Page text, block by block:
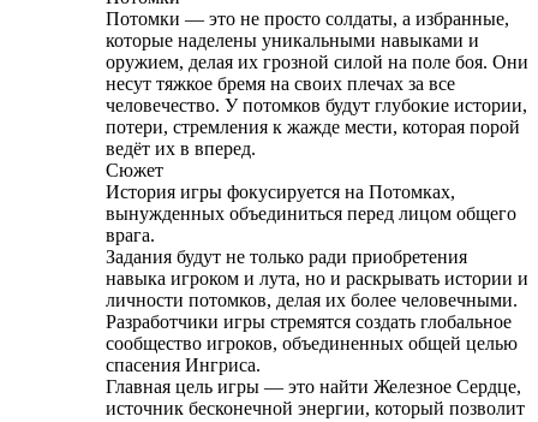
Потомки — это не просто солдаты, а избранные,
которые наделены уникальными навыками и
оружием, делая их грозной силой на поле боя. Они
несут тяжкое бремя на своих плечах за все
человечество. У потомков будут глубокие истории,
потери, стремления к жажде мести, которая порой
ведёт их в вперед.
Сюжет
История игры фокусируется на Потомках,
вынужденных объединиться перед лицом общего
врага.
Задания будут не только ради приобретения
навыка игроком и лута, но и раскрывать истории и
личности потомков, делая их более человечными.
Разработчики игры стремятся создать глобальное
сообщество игроков, объединенных общей целью
спасения Ингриса.
Главная цель игры — это найти Железное Сердце,
источник бесконечной энергии, который позволит